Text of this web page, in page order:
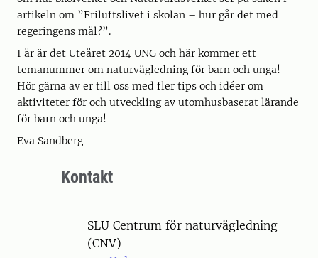
artikeln om ”Friluftslivet i skolan – hur går det med
regeringens mål?”.
I år är det Uteåret 2014 UNG och här kommer ett
temanummer om naturvägledning för barn och unga!
Hör gärna av er till oss med fler tips och idéer om
aktiviteter för och utveckling av utomhusbaserat lärande
för barn och unga!
Eva Sandberg
Kontakt
SLU Centrum för naturvägledning
(CNV)